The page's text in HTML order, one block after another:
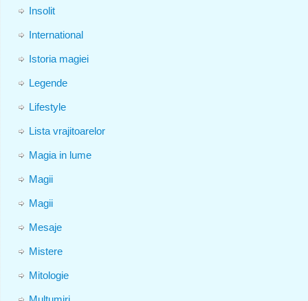
Insolit
International
Istoria magiei
Legende
Lifestyle
Lista vrajitoarelor
Magia in lume
Magii
Magii
Mesaje
Mistere
Mitologie